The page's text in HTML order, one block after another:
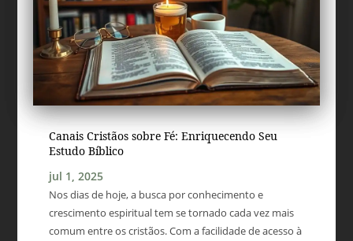
Canais Cristãos sobre Fé: Enriquecendo Seu
Estudo Bíblico
jul 1, 2025
Nos dias de hoje, a busca por conhecimento e
crescimento espiritual tem se tornado cada vez mais
comum entre os cristãos. Com a facilidade de acesso à